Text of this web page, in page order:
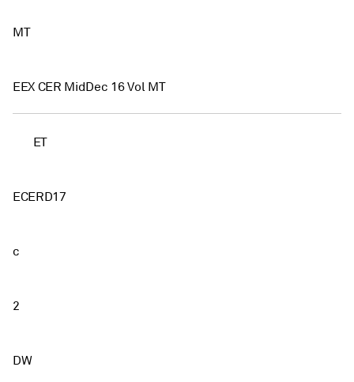
MT
EEX CER MidDec 16 Vol MT
ET
ECERD17
c
2
DW